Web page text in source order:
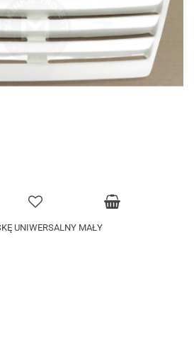
UNIWERSALNY MAŁY